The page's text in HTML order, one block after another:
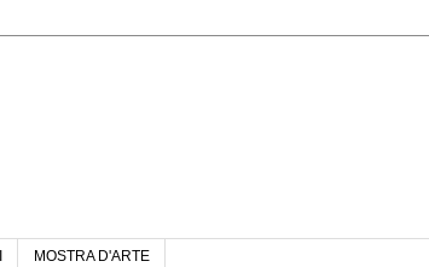
MOSTRA D'ARTE